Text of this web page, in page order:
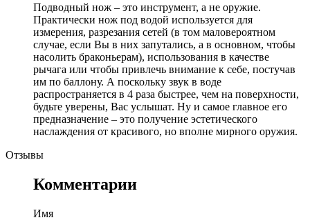
Подводный нож – это инструмент, а не оружие.
Практически нож под водой используется для
измерения, разрезания сетей (в том маловероятном
случае, если Вы в них запутались, а в основном, чтобы
насолить браконьерам), использования в качестве
рычага или чтобы привлечь внимание к себе, постучав
им по баллону. А поскольку звук в воде
распространяется в 4 раза быстрее, чем на поверхности,
будьте уверены, Вас услышат. Ну и самое главное его
предназначение – это получение эстетического
наслаждения от красивого, но вполне мирного оружия.
Отзывы
Комментарии
Имя